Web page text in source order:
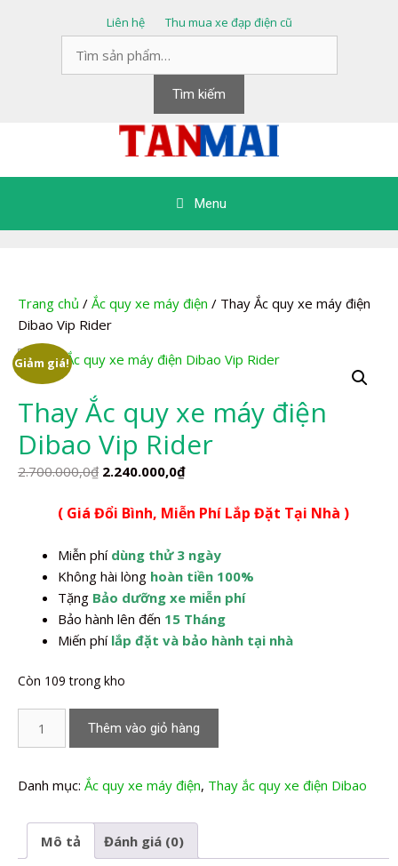
Liên hệ
Thu mua xe đạp điện cũ
kiếm:
Tìm kiếm
Menu
Trang chủ / Ắc quy xe máy điện / Thay Ắc quy xe máy điện
Dibao Vip Rider
Giảm giá!
Thay Ắc quy xe máy điện
Dibao Vip Rider
2.700.000,0₫ Giá
là:
2.240.000,0₫Giá
tại
2.240.000,0₫.
( Giá Đổi Bình, Miễn Phí Lắp Đặt Tại Nhà )
Miễn phí dùng thử 3 ngày
Không hài lòng hoàn tiền 100%
Tặng Bảo dưỡng xe miễn phí
Bảo hành lên đến 15 Tháng
Miến phí lắp đặt và bảo hành tại nhà
Còn 109 trong kho
xe
điện
Dibao
Thêm vào giỏ hàng
Danh mục: Ắc quy xe máy điện, Thay ắc quy xe điện Dibao
Mô tả Đánh giá (0)